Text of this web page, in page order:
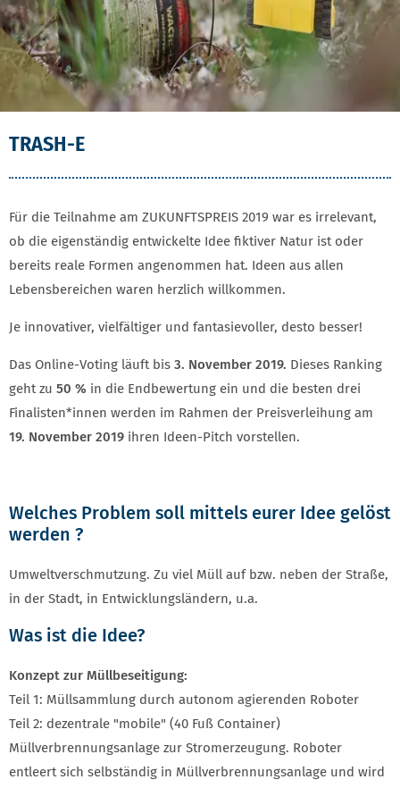
TRASH-E
Für die Teilnahme am ZUKUNFTSPREIS 2019 war es irrelevant,
ob die eigenständig entwickelte Idee fiktiver Natur ist oder
bereits reale Formen angenommen hat. Ideen aus allen
Lebensbereichen waren herzlich willkommen.
Je innovativer, vielfältiger und fantasievoller, desto besser!
Das Online-Voting läuft bis 3. November 2019. Dieses Ranking
geht zu 50 % in die Endbewertung ein und die besten drei
Finalisten*innen werden im Rahmen der Preisverleihung am
19. November 2019 ihren Ideen-Pitch vorstellen.
Welches Problem soll mittels eurer Idee gelöst
werden ?
Umweltverschmutzung. Zu viel Müll auf bzw. neben der Straße,
in der Stadt, in Entwicklungsländern, u.a.
Was ist die Idee?
Konzept zur Müllbeseitigung:
Teil 1: Müllsammlung durch autonom agierenden Roboter
Teil 2: dezentrale "mobile" (40 Fuß Container)
Müllverbrennungsanlage zur Stromerzeugung. Roboter
entleert sich selbständig in Müllverbrennungsanlage und wird